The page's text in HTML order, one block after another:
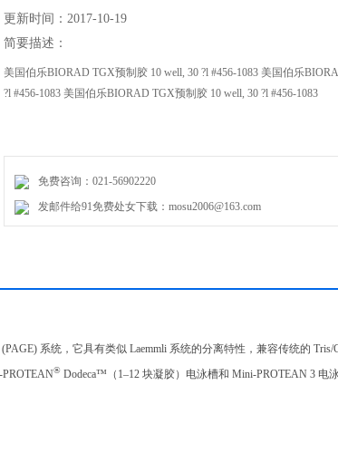
更新时间：2017-10-19
简要描述：
美国伯乐BIORAD TGX预制胶 10 well, 30 ?l #456-1083 美国伯乐
?l #456-1083 美国伯乐BIORAD TGX预制胶 10 well, 30 ?l #456-1083
免费咨询：021-56902220
发邮件给91免费处女下载：mosu2006@163.com
系统，它具有类似 Laemmli 系统的分离特性，兼容传统的 Tris/
® Dodeca™（1–12 块凝胶）电泳槽和 Mini-PROTEAN 3 电泳槽